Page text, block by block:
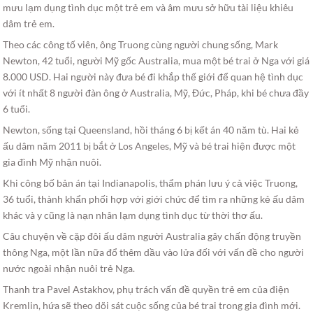
mưu lạm dụng tình dục một trẻ em và âm mưu sở hữu tài liệu khiêu
dâm trẻ em.
Theo các công tố viên, ông Truong cùng người chung sống, Mark
Newton, 42 tuổi, người Mỹ gốc Australia, mua một bé trai ở Nga với giá
8.000 USD. Hai người này đưa bé đi khắp thế giới để quan hệ tình dục
với ít nhất 8 người đàn ông ở Australia, Mỹ, Đức, Pháp, khi bé chưa đầy
6 tuổi.
Newton, sống tại Queensland, hồi tháng 6 bị kết án 40 năm tù. Hai kẻ
ấu dâm năm 2011 bị bắt ở Los Angeles, Mỹ và bé trai hiện được một
gia đình Mỹ nhận nuôi.
Khi công bố bản án tại Indianapolis, thẩm phán lưu ý cả việc Truong,
36 tuổi, thành khẩn phối hợp với giới chức để tìm ra những kẻ ấu dâm
khác và y cũng là nạn nhân lạm dụng tình dục từ thời thơ ấu.
Câu chuyện về cặp đôi ấu dâm người Australia gây chấn động truyền
thông Nga, một lần nữa đổ thêm dầu vào lửa đối với vấn đề cho người
nước ngoài nhận nuôi trẻ Nga.
Thanh tra Pavel Astakhov, phụ trách vấn đề quyền trẻ em của điện
Kremlin, hứa sẽ theo dõi sát cuộc sống của bé trai trong gia đình mới.